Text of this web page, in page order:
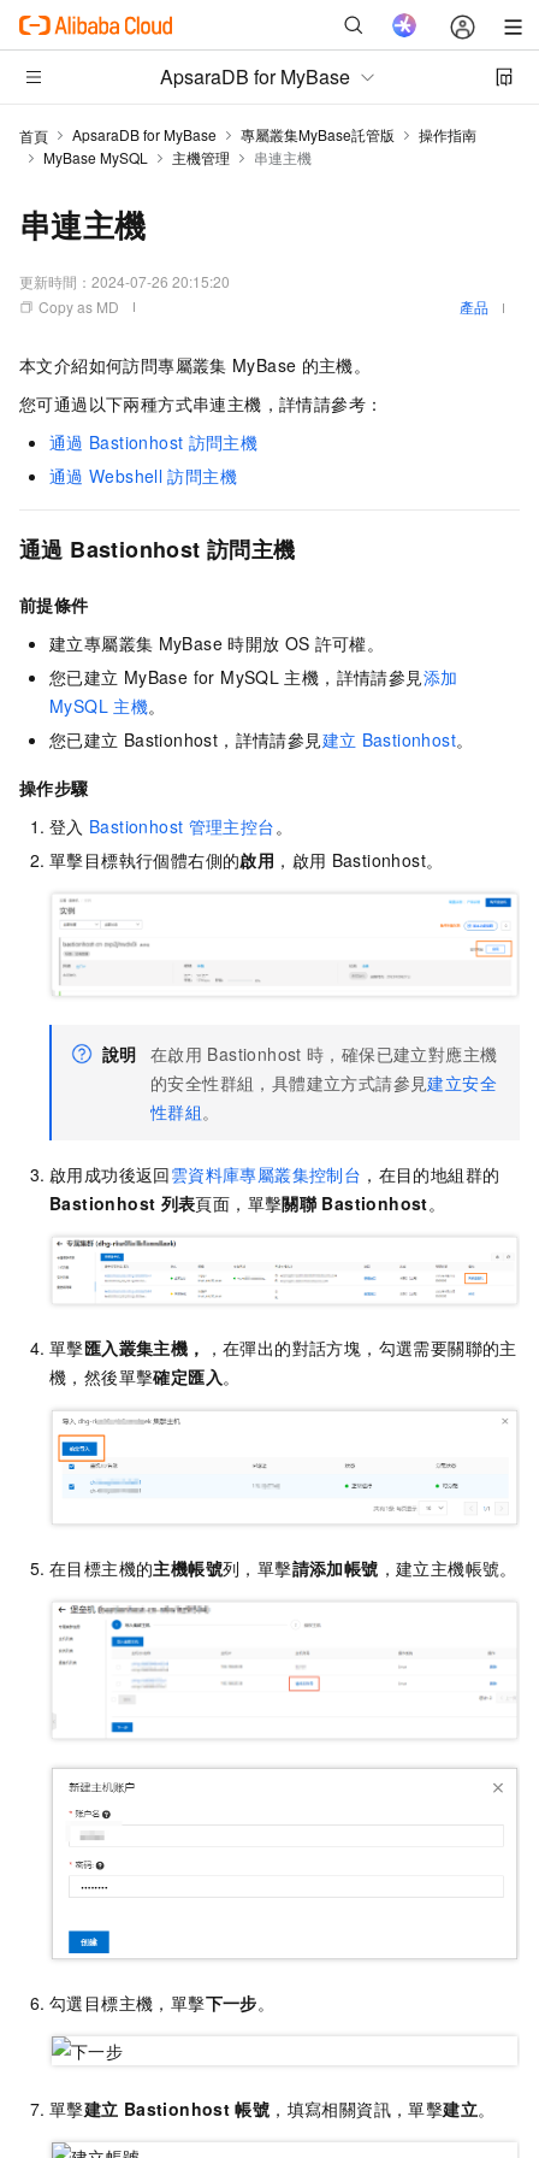
ApsaraDB for MyBase
首頁 ApsaraDB for MyBase 專屬叢集MyBase託管版
操作指南
MyBase MySQL
主機管理 串連主機
串連主機
更新時間： 2024-07-26 20:15:20
Copy as MD
產品
本文介紹如何訪問專屬叢集 MyBase 的主機。
您可通過以下兩種方式串連主機，詳情請參考：
通過 Bastionhost 訪問主機
通過 Webshell 訪問主機
通過 Bastionhost 訪問主機
前提條件
建立專屬叢集 MyBase 時開放 OS 許可權。
您已建立 MyBase for MySQL 主機，詳情請參見添加
MySQL 主機。
您已建立 Bastionhost，詳情請參見建立 Bastionhost。
操作步驟
登入 Bastionhost 管理主控台。
單擊目標執行個體右側的啟用 ，啟用 Bastionhost。
說明 在啟用 Bastionhost 時，確保已建立對應主機
的安全性群組，具體建立方式請參見建立安全
性群組。
啟用成功後返回雲資料庫專屬叢集控制台 ，在目的地組群的
Bastionhost 列表頁面，單擊關聯 Bastionhost。
單擊匯入叢集主機， ，在彈出的對話方塊，勾選需要關聯的主
機，然後單擊確定匯入 。
在目標主機的主機帳號列，單擊請添加帳號 ，建立主機帳號。
勾選目標主機，單擊下一步。
單擊建立 Bastionhost 帳號 ，填寫相關資訊，單擊建立。